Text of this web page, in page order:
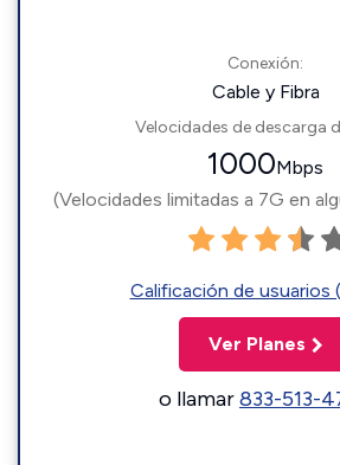
Conexión:
Cable y Fibra
Velocidades de descarga
1000Mbps
(Velocidades limitadas a 7G en
Calificación de usuarios
Ver Planes
o llamar833-513-